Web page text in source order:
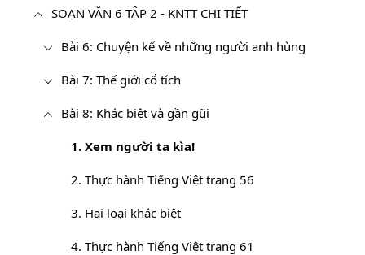
SOẠN VĂN 6 TẬP 2 - KNTT CHI TIẾT
Bài 6: Chuyện kể về những người anh hùng
Bài 7: Thế giới cổ tích
Bài 8: Khác biệt và gần gũi
1. Xem người ta kìa!
2. Thực hành Tiếng Việt trang 56
3. Hai loại khác biệt
4. Thực hành Tiếng Việt trang 61